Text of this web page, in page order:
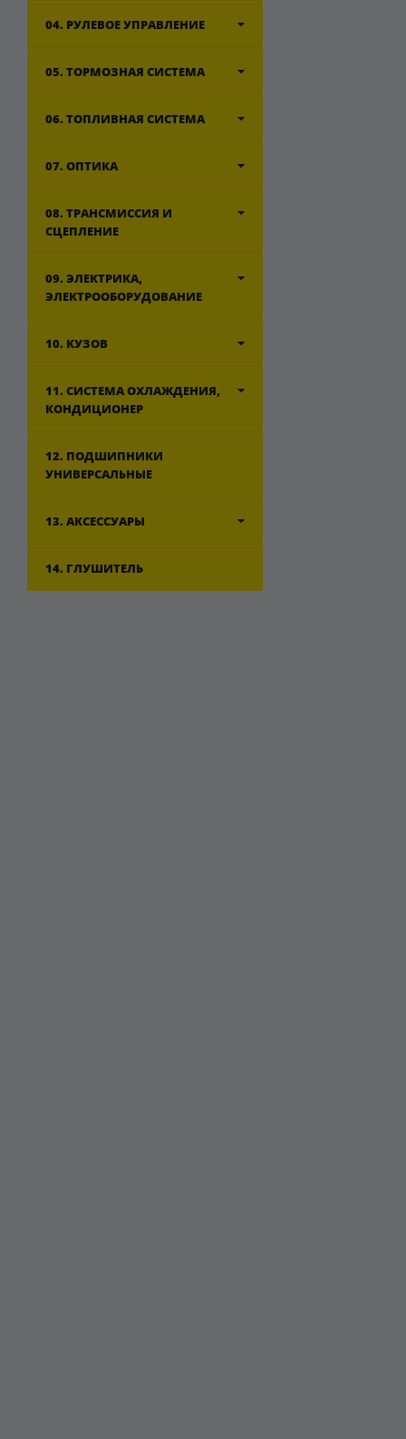
04. РУЛЕВОЕ УПРАВЛЕНИЕ
05. ТОРМОЗНАЯ СИСТЕМА
06. ТОПЛИВНАЯ СИСТЕМА
07. ОПТИКА
08. ТРАНСМИССИЯ И
СЦЕПЛЕНИЕ
09. ЭЛЕКТРИКА,
ЭЛЕКТРООБОРУДОВАНИЕ
10. КУЗОВ
11. СИСТЕМА ОХЛАЖДЕНИЯ,
КОНДИЦИОНЕР
12. ПОДШИПНИКИ
УНИВЕРСАЛЬНЫЕ
13. АКСЕССУАРЫ
14. ГЛУШИТЕЛЬ